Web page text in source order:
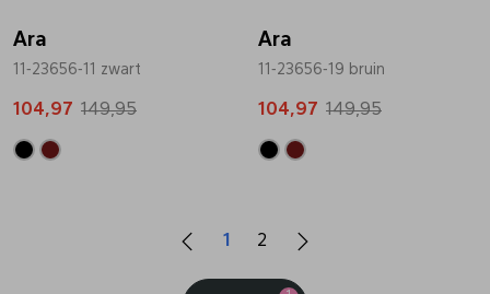
Ara
11-23656-11 zwart
104,97 149,95
Ara
11-23656-19 bruin
104,97 149,95
1 2